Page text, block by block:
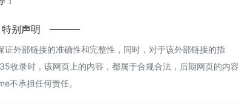
特别声明
外部链接的准确性和完整性，同时，对于该外部链接的指
收录时，该网页上的内容，都属于合规合法，后期网页的内容
不承担任何责任。